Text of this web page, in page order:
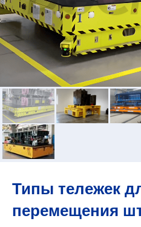
Типы тележек
перемещения